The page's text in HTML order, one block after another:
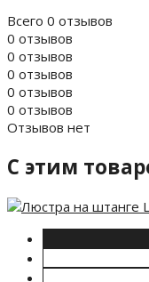
Всего 0 отзывов
0 отзывов
0 отзывов
0 отзывов
0 отзывов
0 отзывов
Отзывов нет
C этим